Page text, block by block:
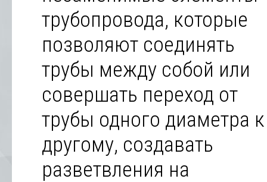
трубопровода, которые
позволяют соединять
трубы между собой или
совершать переход от
трубы одного диаметра к
другому, создавать
разветвления на